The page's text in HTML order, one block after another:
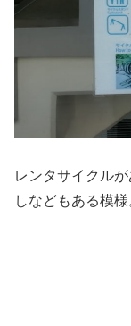
レンタサイクル
しなどもある模様